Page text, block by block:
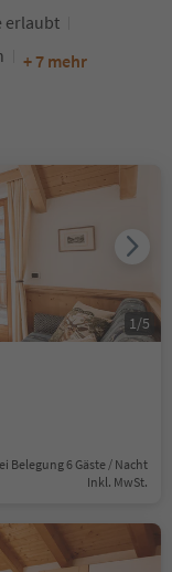
erlaubt
+ 7 mehr
Belegung 6 Gäste / Nacht
Inkl. MwSt.
1/5